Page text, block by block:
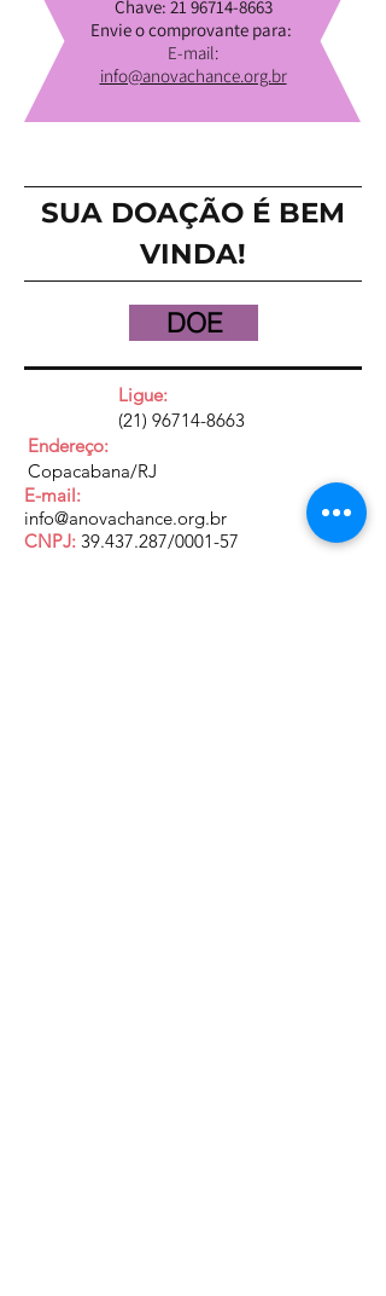
Chave: 21 96714-8663
Envie o comprovante para:
E-mail:
info@anovachance.org.br
SUA DOAÇÃO É BEM
VINDA!
DOE
Ligue:
(21) 96714-8663
Endereço:
Copacabana/RJ
E-mail:
info@anovachance.org.br
CNPJ: 39.437.287/0001-57